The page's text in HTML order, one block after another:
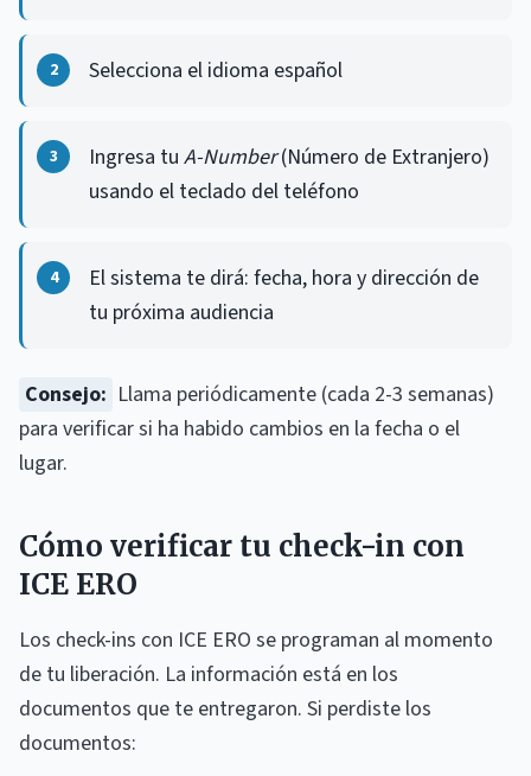
Selecciona el idioma español
Ingresa tu A-Number(Número de Extranjero)
usando el teclado del teléfono
El sistema te dirá: fecha, hora y dirección de
tu próxima audiencia
Consejo: Llama periódicamente (cada 2-3 semanas)
para verificar si ha habido cambios en la fecha o el
lugar.
Cómo verificar tu check-in con
ICE ERO
Los check-ins con ICE ERO se programan al momento
de tu liberación. La información está en los
documentos que te entregaron. Si perdiste los
documentos: